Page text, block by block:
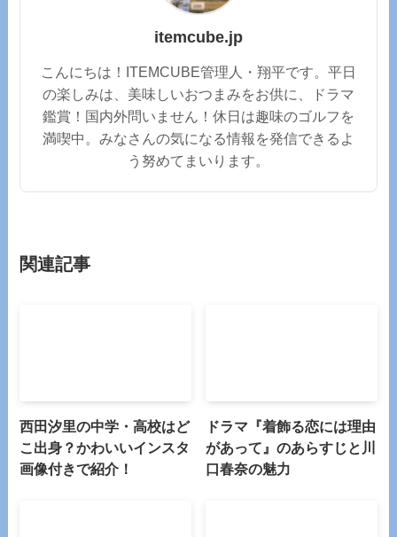
itemcube.jp
こんにちは！ITEMCUBE管理人・翔平です。平日
の楽しみは、美味しいおつまみをお供に、ドラマ
鑑賞！国内外問いません！休日は趣味のゴルフを
満喫中。みなさんの気になる情報を発信できるよ
う努めてまいります。
関連記事
西田汐里の中学・高校はど
こ出身？かわいいインスタ
画像付きで紹介！
ドラマ『着飾る恋には理由
があって』のあらすじと川
口春奈の魅力